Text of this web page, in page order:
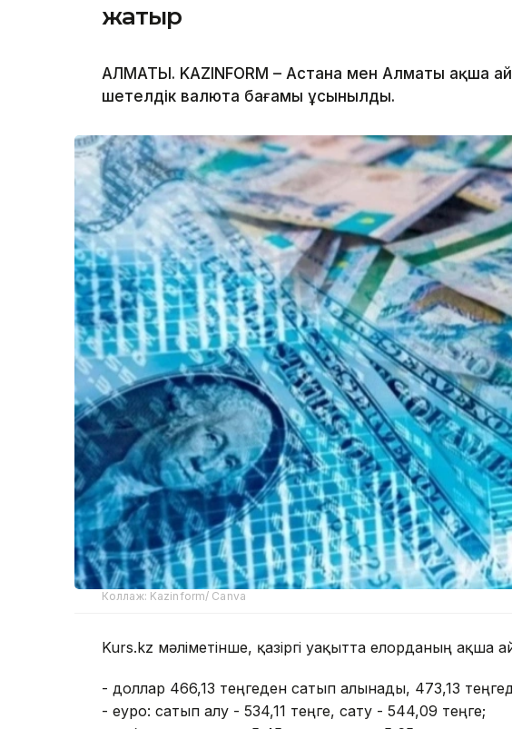
жатыр
АЛМАТЫ. KAZINFORM – Астана мен Алматы ақша
шетелдік валюта бағамы ұсынылды.
Коллаж: Kazinform/ Canva
Kurs.kz мәліметінше, қазіргі уақытта елорданың ақша
- доллар 466,13 теңгеден сатып алынады, 473,13
- еуро: сатып алу - 534,11 теңге, сату - 544,09 теңге;